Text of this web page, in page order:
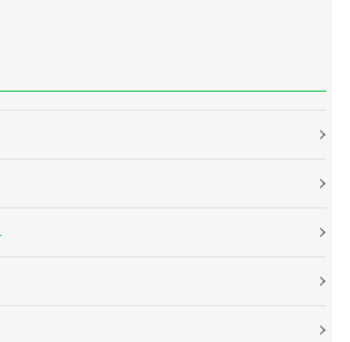
ŠKOLA JEZDECTVÍ " BUDE ZAHÁJEN
Z RYCHVALDU